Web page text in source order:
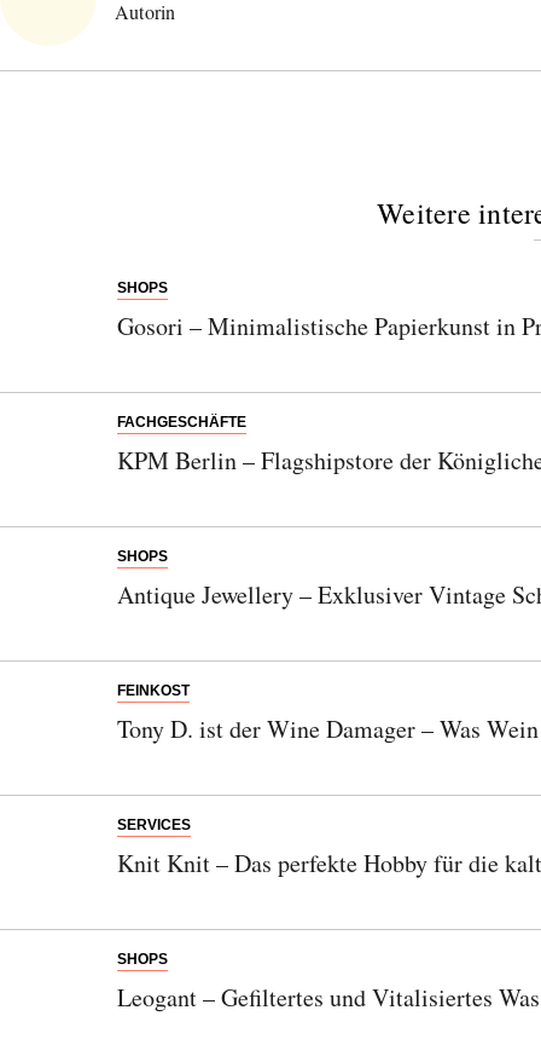
Autorin
Weitere
SHOPS
Gosori – Minimalistische Papierkunst in
FACHGESCHÄFTE
KPM Berlin – Flagshipstore der
SHOPS
Antique Jewellery – Exklusiver Vintage
FEINKOST
Tony D. ist der Wine Damager – Was
SERVICES
Knit Knit – Das perfekte Hobby für die
SHOPS
Leogant – Gefiltertes und Vitalisiertes